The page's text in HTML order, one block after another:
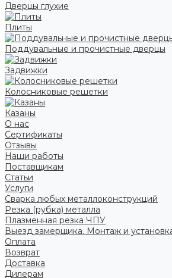
Дверцы глухие
Плиты
Поддувальные и прочистные дверцы
Задвижки
Колосниковые решетки
Казаны
О нас
Сертификаты
Отзывы
Наши работы
Поставщикам
Статьи
Услуги
Сварка любых металлоконструкций
Резка (рубка) металла
Плазменная резка ЧПУ
Выезд замерщика. Монтаж и
Оплата
Возврат
Доставка
Дилерам